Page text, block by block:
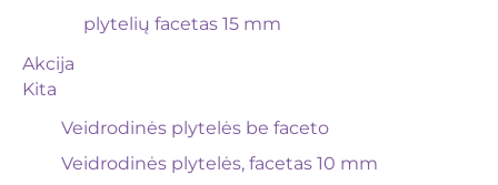
plytelių facetas 15 mm
Akcija
Kita
Veidrodinės plytelės be faceto
Veidrodinės plytelės, facetas 10 mm